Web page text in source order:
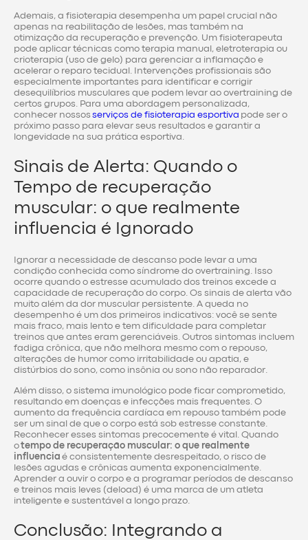
Ademais, a fisioterapia desempenha um papel crucial não
apenas na reabilitação de lesões, mas também na
otimização da recuperação e prevenção. Um fisioterapeuta
pode aplicar técnicas como terapia manual, eletroterapia ou
crioterapia (uso de gelo) para gerenciar a inflamação e
acelerar o reparo tecidual. Intervenções profissionais são
especialmente importantes para identificar e corrigir
desequilíbrios musculares que podem levar ao overtraining de
certos grupos. Para uma abordagem personalizada,
conhecer nossos serviços de fisioterapia esportiva pode ser o
próximo passo para elevar seus resultados e garantir a
longevidade na sua prática esportiva.
Sinais de Alerta: Quando o
Tempo de recuperação
muscular: o que realmente
influencia é Ignorado
Ignorar a necessidade de descanso pode levar a uma
condição conhecida como síndrome do overtraining. Isso
ocorre quando o estresse acumulado dos treinos excede a
capacidade de recuperação do corpo. Os sinais de alerta vão
muito além da dor muscular persistente. A queda no
desempenho é um dos primeiros indicativos: você se sente
mais fraco, mais lento e tem dificuldade para completar
treinos que antes eram gerenciáveis. Outros sintomas incluem
fadiga crônica, que não melhora mesmo com o repouso,
alterações de humor como irritabilidade ou apatia, e
distúrbios do sono, como insônia ou sono não reparador.
Além disso, o sistema imunológico pode ficar comprometido,
resultando em doenças e infecções mais frequentes. O
aumento da frequência cardíaca em repouso também pode
ser um sinal de que o corpo está sob estresse constante.
Reconhecer esses sintomas precocemente é vital. Quando
otempo de recuperação muscular: o que realmente
influencia é consistentemente desrespeitado, o risco de
lesões agudas e crônicas aumenta exponencialmente.
Aprender a ouvir o corpo e a programar períodos de descanso
e treinos mais leves (deload) é uma marca de um atleta
inteligente e sustentável a longo prazo.
Conclusão: Integrando a